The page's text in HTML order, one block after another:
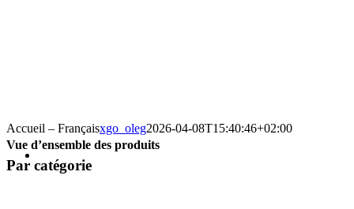
Accueil – Françaisxgo_oleg2026-04-08T15:40:46+02:00
Vue d’ensemble des produits
Par catégorie